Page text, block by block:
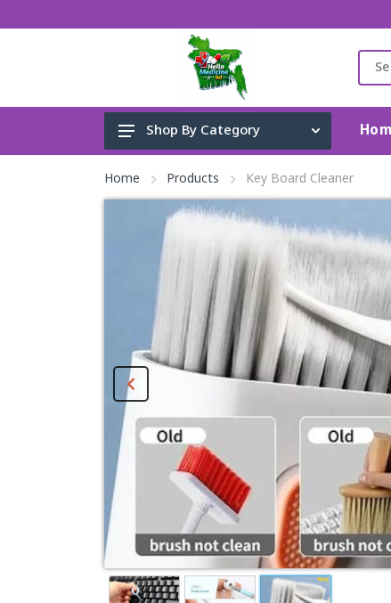
Cleaning Supplies
Toys, Kids & Baby
Home Appliance
Fashion & Lifestyle
Health & Beauty
View All Categories
Shop By Category
Home Products Key Board Cleaner